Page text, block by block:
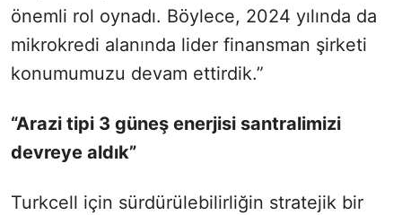
önemli rol oynadı. Böylece, 2024 yılında da
mikrokredi alanında lider finansman şirketi
konumumuzu devam ettirdik.”
“Arazi tipi 3 güneş enerjisi santralimizi
devreye aldık”
Turkcell için sürdürülebilirliğin stratejik bir